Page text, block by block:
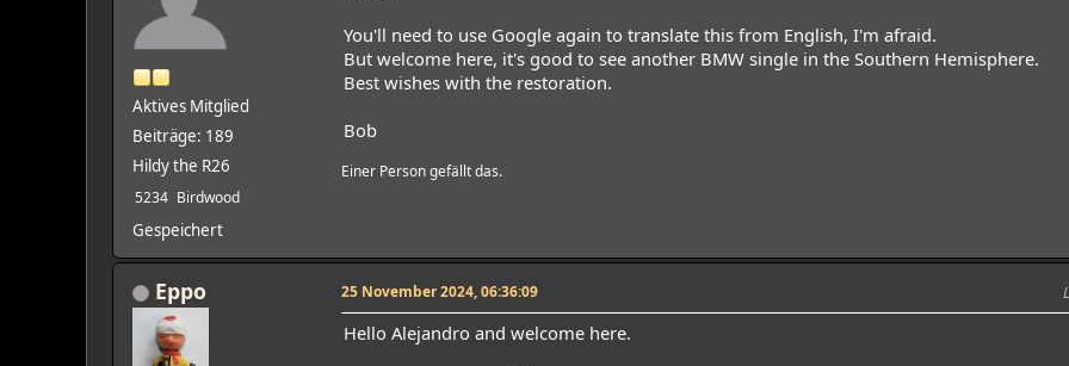
Aktives Mitglied
Beiträge: 189
Hildy the R26
5234 Birdwood
Gespeichert
You'll need to use Google again to translate this from English, I'm afraid.
But welcome here, it's good to see another BMW single in the Southern Hemisphere.
Best wishes with the restoration.
Bob
Einer Person gefällt das.
Eppo 25 November 2024, 06:36:09
Hello Alejandro and welcome here.